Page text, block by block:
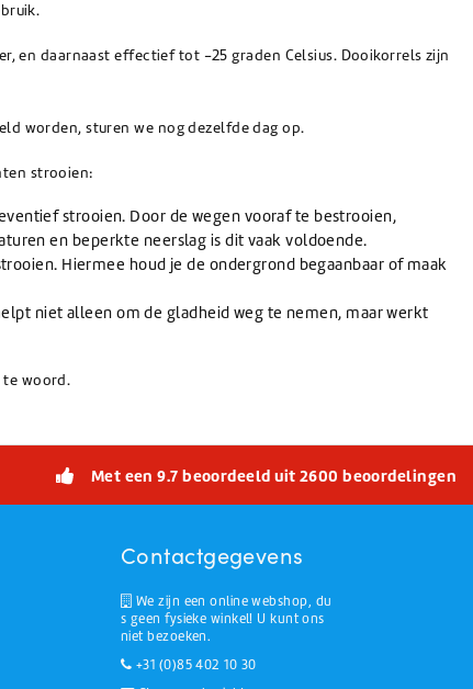
en daarnaast effectief tot -25 graden Celsius. Dooikorrels zijn
worden, sturen we nog dezelfde dag op.
strooien:
strooien. Door de wegen vooraf te bestrooien,
en beperkte neerslag is dit vaak voldoende.
Hiermee houd je de ondergrond begaanbaar of maak
niet alleen om de gladheid weg te nemen, maar werkt
te woord.
Met een 9.7 beoordeeld uit 2600 beoordelingen
Contactgegevens
We zijn een online webshop, du
s geen fysieke winkel! U kunt ons
niet bezoeken.
+31 (0)85 402 10 30